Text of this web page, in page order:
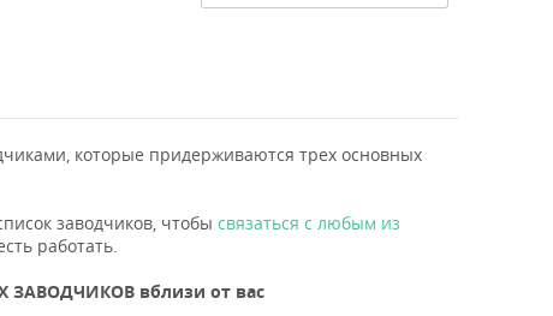
которые придерживаются трех основных
заводчиков, чтобы связаться с любым из
работать.
вблизи от вас